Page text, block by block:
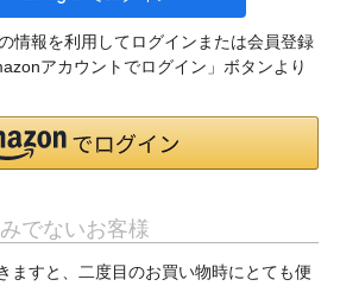
情報を利用してログインまたは会員登録
アカウントでログイン」ボタンより
でないお客様
ますと、二度目のお買い物時にとても便